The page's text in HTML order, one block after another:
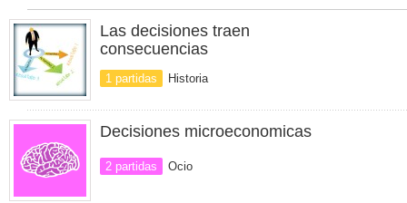
Las decisiones traen
consecuencias
1 partidas Historia
Decisiones microeconomicas
2 partidas Ocio